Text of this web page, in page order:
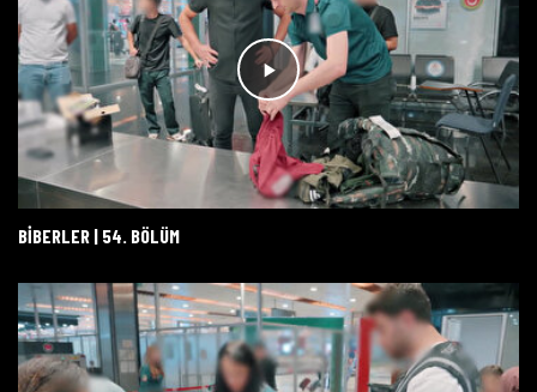
BİBERLER | 54. BÖLÜM